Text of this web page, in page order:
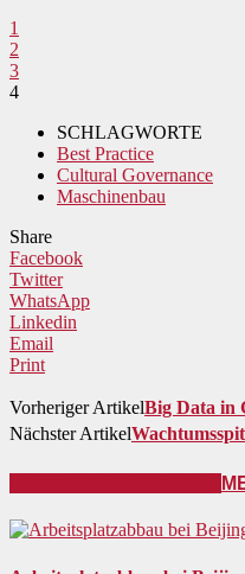
1
2
3
4
SCHLAGWORTE
Best Practice
Cultural Governance
Maschinenbau
Share
Facebook
Twitter
WhatsApp
Linkedin
Email
Print
Vorheriger ArtikelBig Data in
Nächster Artikel